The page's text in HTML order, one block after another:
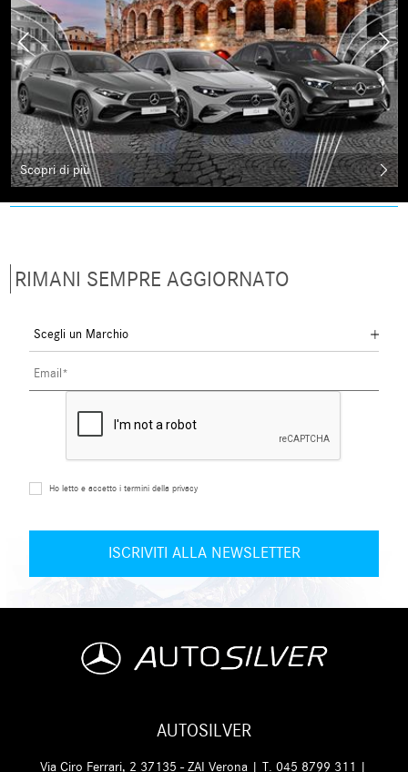
Scopri di più
RIMANI SEMPRE AGGIORNATO
Ho letto e accetto i termini della privacy
AUTOSILVER
Via Ciro Ferrari, 2 37135 - ZAI Verona | T.045 8799 311 |